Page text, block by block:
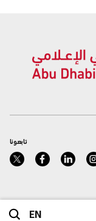
EN
تابعونا